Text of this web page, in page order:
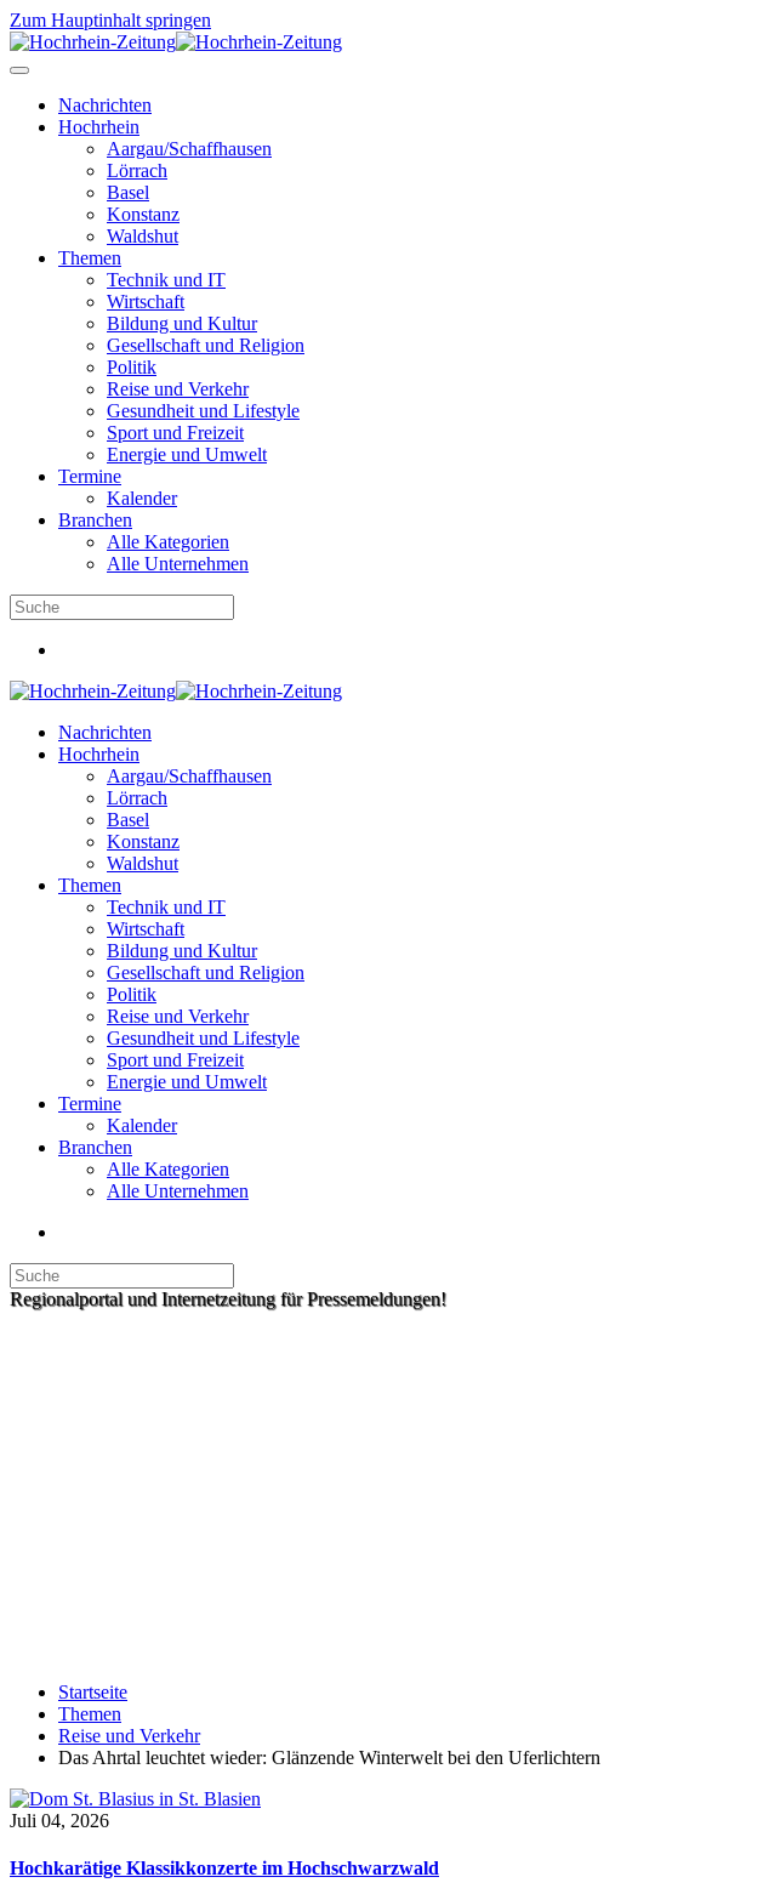
Zum Hauptinhalt springen
Nachrichten
Hochrhein
Aargau/Schaffhausen
Lörrach
Basel
Konstanz
Waldshut
Themen
Technik und IT
Wirtschaft
Bildung und Kultur
Gesellschaft und Religion
Politik
Reise und Verkehr
Gesundheit und Lifestyle
Sport und Freizeit
Energie und Umwelt
Termine
Kalender
Branchen
Alle Kategorien
Alle Unternehmen
Nachrichten
Hochrhein
Aargau/Schaffhausen
Lörrach
Basel
Konstanz
Waldshut
Themen
Technik und IT
Wirtschaft
Bildung und Kultur
Gesellschaft und Religion
Politik
Reise und Verkehr
Gesundheit und Lifestyle
Sport und Freizeit
Energie und Umwelt
Termine
Kalender
Branchen
Alle Kategorien
Alle Unternehmen
Regionalportal und Internetzeitung für Pressemeldungen!
Startseite
Themen
Reise und Verkehr
Das Ahrtal leuchtet wieder: Glänzende Winterwelt bei den Uferlichtern
Juli 04, 2026
Hochkarätige Klassikkonzerte im Hochschwarzwald